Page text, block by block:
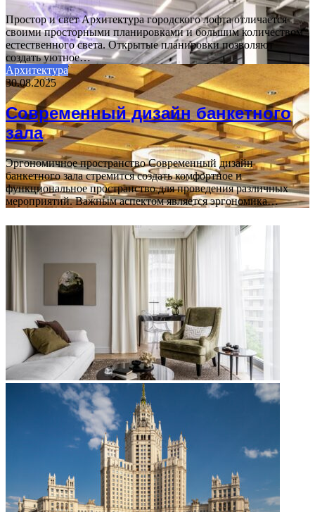
Простор и свет Архитектура городского лофта отличается
своими просторными планировками и большим количеством
естественного света. Открытые планировки позволяют
создать уютное…
Архитектура
30.08.2025
Современный дизайн банкетного
зала
Эргономичное пространство Современный дизайн
банкетного зала стремится создать комфортное и
функциональное пространство для проведения различных
мероприятий. Важным аспектом является эргономика…